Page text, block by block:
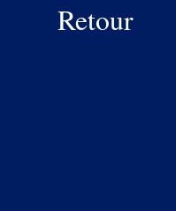
Retour